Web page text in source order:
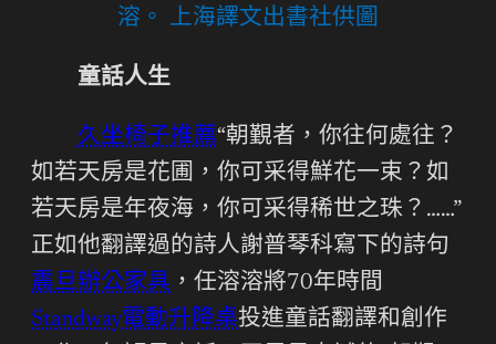
溶。 上海譯文出書社供圖
童話人生
久坐椅子推薦“朝覲者，你往何處往？
如若天房是花圃，你可采得鮮花一束？如
若天房是年夜海，你可采得稀世之珠？……”
正如他翻譯過的詩人謝普琴科寫下的詩句
震旦辦公家具 ，任溶溶將70年時間
Standway電動升降桌投進童話翻譯和創作